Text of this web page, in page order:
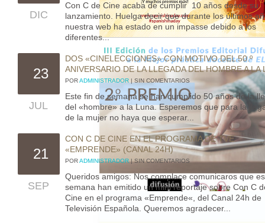
DIC
Con C de Cine acaba de cumplir 10 años desde su
lanzamiento. Huelga decir que durante los últimos
nuestra web ha estado en un impasse debido a los
diferentes...
23
JUL
DOS «CINELECCIONES» CON MOTIVO DEL 50.º
ANIVERSARIO DE LA LLEGADA DEL HOMBRE A LA
PORADMINISTRADOR| SIN COMENTARIOS
Este fin de semana se han cumplido 50 años de la
del «hombre» a la Luna. Esperemos que para la
de la mujer no haya que esperar...
21
SEP
CON C DE CINE EN EL PROGRAMA DE TVE
«EMPRENDE» (CANAL 24H)
PORADMINISTRADOR| SIN COMENTARIOS
Queridos amigos: Nos complace comunicaros que
semana han emitido un mini reportaje sobre Con C
Cine en el programa «Emprende«, del Canal 24h de
Televisión Española. Queremos agradecer...